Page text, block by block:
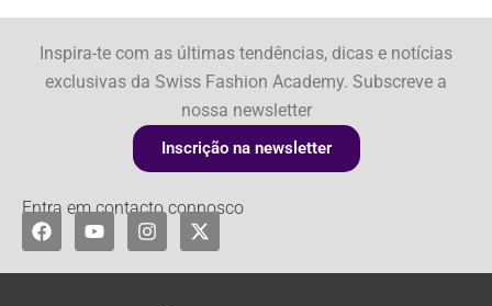
Inspira-te com as últimas tendências, dicas e notícias
exclusivas da Swiss Fashion Academy. Subscreve a
nossa newsletter
Inscrição na newsletter
Entra em contacto connosco
F
a
e
Y
o
t
I
n
t
X
-
w